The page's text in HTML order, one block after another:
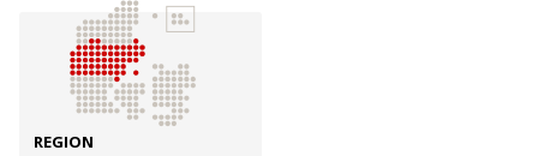
REGION
Kontakt
TrygFonden
45 26 08 00
info@trygfonden.dk